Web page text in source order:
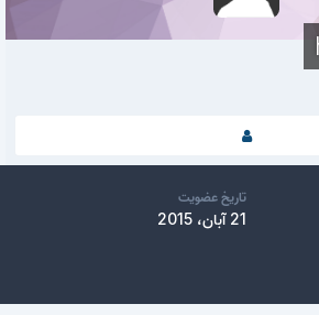
تاریخ عضویت
21 آبان، 2015